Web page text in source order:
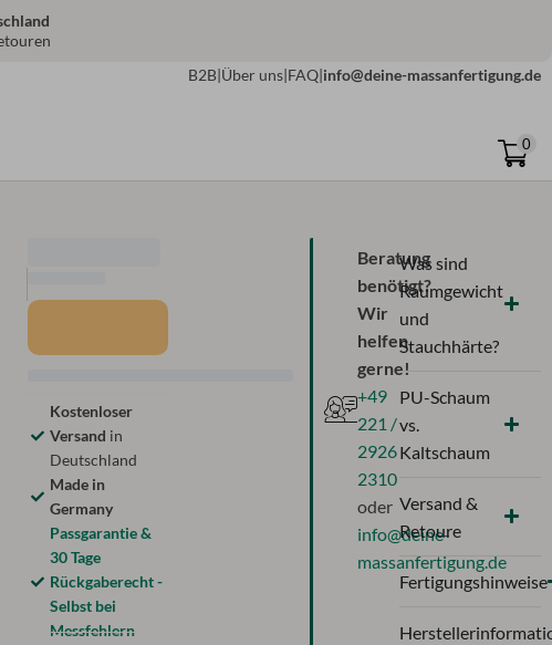
B2B|Über uns|FAQ|info@deine-massanfertigung.de
0
Kostenloser
Versand in
Deutschland
Made in
Germany
Passgarantie &
30 Tage
Rückgaberecht -
Selbst bei
Messfehlern
Beratung
benötigt?
Wir
helfen
gerne!
+49
221 /
2926
2310
oder
info@deine-
massanfertigung.de
Was sind
Raumgewicht
und
Stauchhärte?
PU-Schaum
vs.
Kaltschaum
Versand &
Retoure
Fertigungshinweise